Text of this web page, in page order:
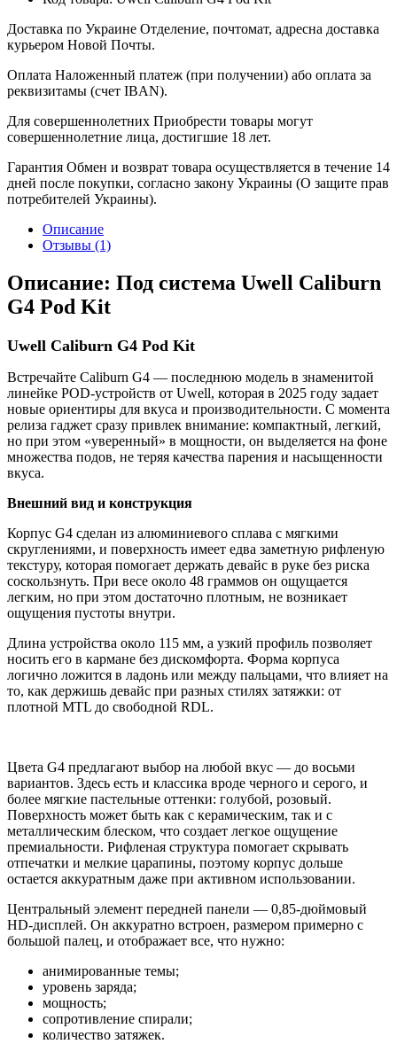
Доставка по Украине Отделение, почтомат, адресна доставка
курьером Новой Почты.
Оплата Наложенный платеж (при получении) або оплата за
реквизитамы (счет IBAN).
Для совершеннолетних Приобрести товары могут
совершеннолетние лица, достигшие 18 лет.
Гарантия Обмен и возврат товара осуществляется в течение 14
дней после покупки, согласно закону Украины (О защите прав
потребителей Украины).
Описание
Отзывы (1)
Описание: Под система Uwell Caliburn
G4 Pod Kit
Uwell Caliburn G4 Pod Kit
Встречайте Caliburn G4 — последнюю модель в знаменитой
линейке POD-устройств от Uwell, которая в 2025 году задает
новые ориентиры для вкуса и производительности. С момента
релиза гаджет сразу привлек внимание: компактный, легкий,
но при этом «уверенный» в мощности, он выделяется на фоне
множества подов, не теряя качества парения и насыщенности
вкуса.
Внешний вид и конструкция
Корпус G4 сделан из алюминиевого сплава с мягкими
скруглениями, и поверхность имеет едва заметную рифленую
текстуру, которая помогает держать девайс в руке без риска
соскользнуть. При весе около 48 граммов он ощущается
легким, но при этом достаточно плотным, не возникает
ощущения пустоты внутри.
Длина устройства около 115 мм, а узкий профиль позволяет
носить его в кармане без дискомфорта. Форма корпуса
логично ложится в ладонь или между пальцами, что влияет на
то, как держишь девайс при разных стилях затяжки: от
плотной MTL до свободной RDL.
Цвета G4 предлагают выбор на любой вкус — до восьми
вариантов. Здесь есть и классика вроде черного и серого, и
более мягкие пастельные оттенки: голубой, розовый.
Поверхность может быть как с керамическим, так и с
металлическим блеском, что создает легкое ощущение
премиальности. Рифленая структура помогает скрывать
отпечатки и мелкие царапины, поэтому корпус дольше
остается аккуратным даже при активном использовании.
Центральный элемент передней панели — 0,85-дюймовый
HD-дисплей. Он аккуратно встроен, размером примерно с
большой палец, и отображает все, что нужно:
анимированные темы;
уровень заряда;
мощность;
сопротивление спирали;
количество затяжек.